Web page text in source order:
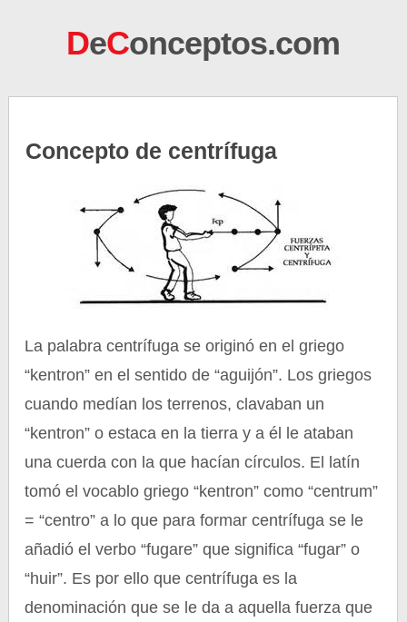
DeConceptos.com
Concepto de centrífuga
La palabra centrífuga se originó en el griego
“kentron” en el sentido de “aguijón”. Los griegos
cuando medían los terrenos, clavaban un
“kentron” o estaca en la tierra y a él le ataban
una cuerda con la que hacían círculos. El latín
tomó el vocablo griego “kentron” como “centrum”
= “centro” a lo que para formar centrífuga se le
añadió el verbo “fugare” que significa “fugar” o
“huir”. Es por ello que centrífuga es la
denominación que se le da a aquella fuerza que